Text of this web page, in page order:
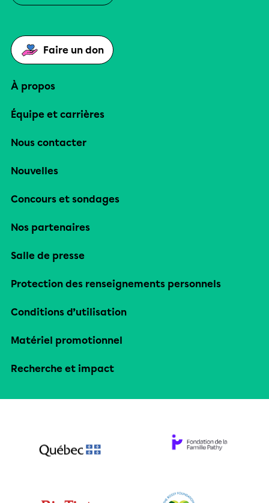
Faire un don
À propos
Équipe et carrières
Nous contacter
Nouvelles
Concours et sondages
Nos partenaires
Salle de presse
Protection des renseignements personnels
Conditions d’utilisation
Matériel promotionnel
Recherche et impact